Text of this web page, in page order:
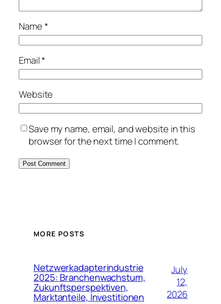
Name*
Email*
Website
Save my name, email, and website in this
browser for the next time I comment.
MORE POSTS
Netzwerkadapterindustrie
2025: Branchenwachstum,
Zukunftsperspektiven,
Marktanteile, Investitionen
July
12,
2026